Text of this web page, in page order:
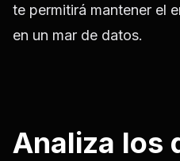
te permitirá mantener el
en un mar de datos.
Analiza los